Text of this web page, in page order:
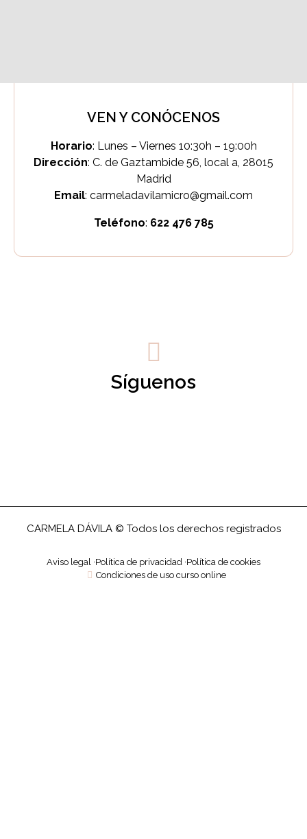
VEN Y CONÓCENOS
Horario: Lunes – Viernes 10:30h – 19:00h
Dirección: C. de Gaztambide 56, local a, 28015
Madrid
Email: carmeladavilamicro@gmail.com
Teléfono: 622 476 785
Síguenos
CARMELA DÁVILA © Todos los derechos registrados
Aviso legal ·Política de privacidad ·Política de cookies
Condiciones de uso curso online